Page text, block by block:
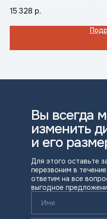
латунь, хамелеон
15 328 р.
Вы всегда
изменить
и его
Для этого оставьте
перезвоним в
ответим на все
выгодное